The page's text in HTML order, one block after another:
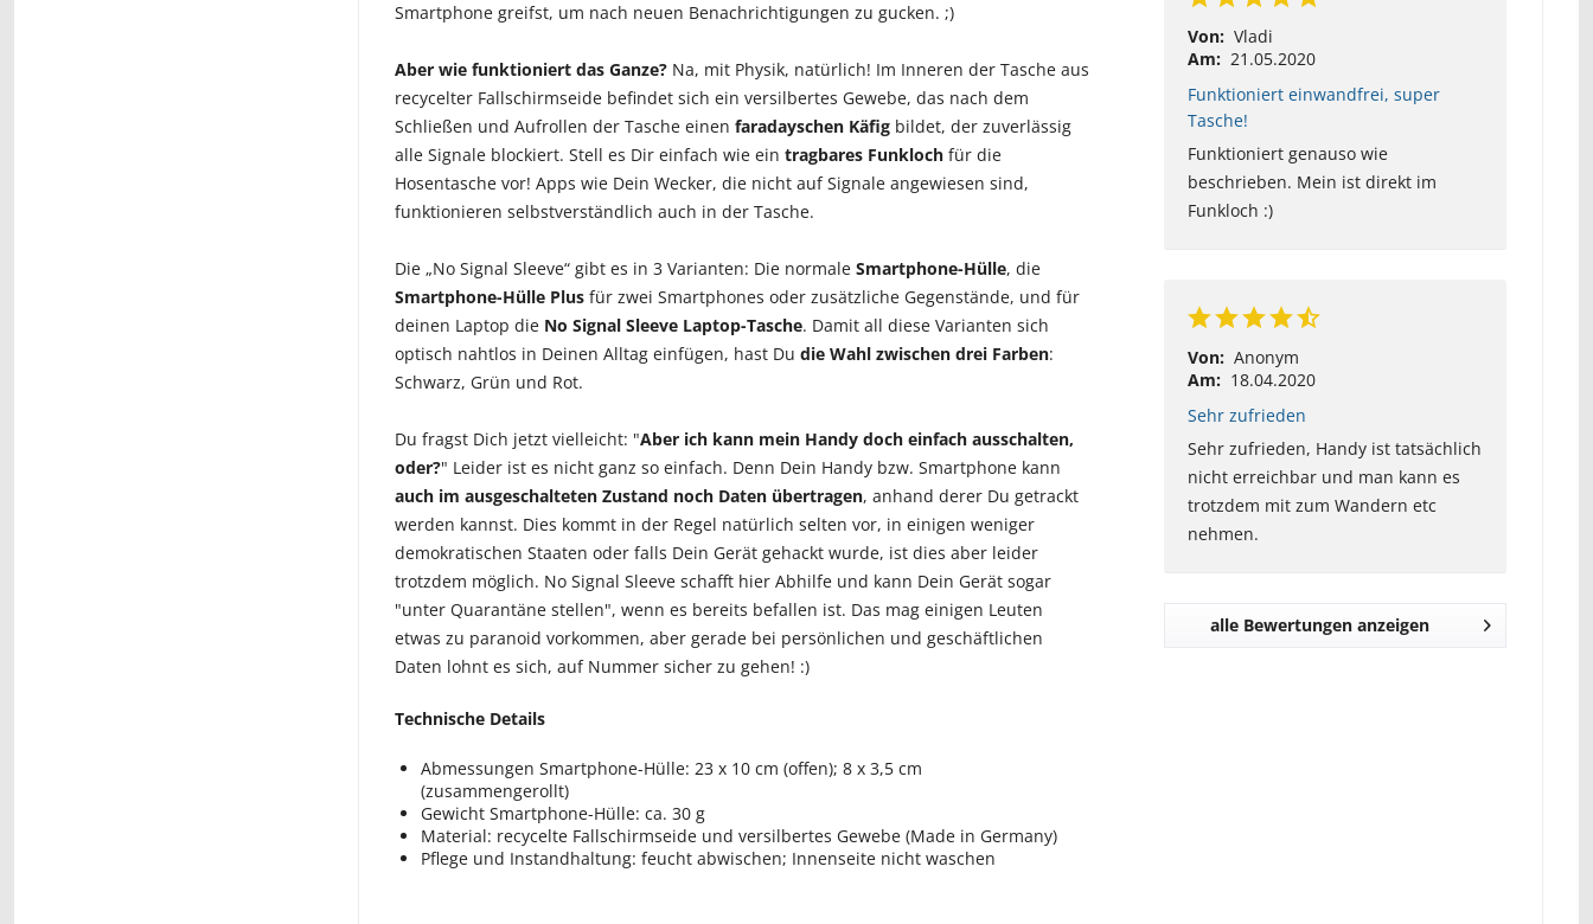
Smartphone greifst, um nach neuen Benachrichtigungen zu gucken. ;)
Aber wie funktioniert das Ganze? Na, mit Physik, natürlich! Im Inneren der Tasche aus
recycelter Fallschirmseide befindet sich ein versilbertes Gewebe, das nach dem
Schließen und Aufrollen der Tasche einen faradayschen Käfig bildet, der zuverlässig
alle Signale blockiert. Stell es Dir einfach wie ein tragbares Funkloch für die
Hosentasche vor! Apps wie Dein Wecker, die nicht auf Signale angewiesen sind,
funktionieren selbstverständlich auch in der Tasche.
Die „No Signal Sleeve“ gibt es in 3 Varianten: Die normale Smartphone-Hülle, die
Smartphone-Hülle Plus für zwei Smartphones oder zusätzliche Gegenstände, und für
deinen Laptop die No Signal Sleeve Laptop-Tasche. Damit all diese Varianten sich
optisch nahtlos in Deinen Alltag einfügen, hast Du die Wahl zwischen drei Farben:
Schwarz, Grün und Rot.
Du fragst Dich jetzt vielleicht: "Aber ich kann mein Handy doch einfach ausschalten,
oder?" Leider ist es nicht ganz so einfach. Denn Dein Handy bzw. Smartphone kann
auch im ausgeschalteten Zustand noch Daten übertragen, anhand derer Du getrackt
werden kannst. Dies kommt in der Regel natürlich selten vor, in einigen weniger
demokratischen Staaten oder falls Dein Gerät gehackt wurde, ist dies aber leider
trotzdem möglich. No Signal Sleeve schafft hier Abhilfe und kann Dein Gerät sogar
"unter Quarantäne stellen", wenn es bereits befallen ist. Das mag einigen Leuten
etwas zu paranoid vorkommen, aber gerade bei persönlichen und geschäftlichen
Daten lohnt es sich, auf Nummer sicher zu gehen! :)
Technische Details
Abmessungen Smartphone-Hülle: 23 x 10 cm (offen); 8 x 3,5 cm
(zusammengerollt)
Gewicht Smartphone-Hülle: ca. 30 g
Material: recycelte Fallschirmseide und versilbertes Gewebe (Made in Germany)
Pflege und Instandhaltung: feucht abwischen; Innenseite nicht waschen
Von: Vladi
Am: 21.05.2020
Funktioniert einwandfrei, super
Tasche!
Funktioniert genauso wie
beschrieben. Mein ist direkt im
Funkloch :)
Von: Anonym
Am: 18.04.2020
Sehr zufrieden
Sehr zufrieden, Handy ist tatsächlich
nicht erreichbar und man kann es
trotzdem mit zum Wandern etc
nehmen.
alle Bewertungen anzeigen